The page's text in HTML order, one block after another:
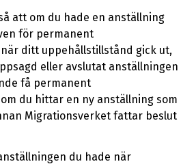
att om du hade en anställning
för permanent
ditt uppehållstillstånd gick ut,
eller avslutat anställningen
få permanent
du hittar en ny anställning som
Migrationsverket fattar beslut
du hade när